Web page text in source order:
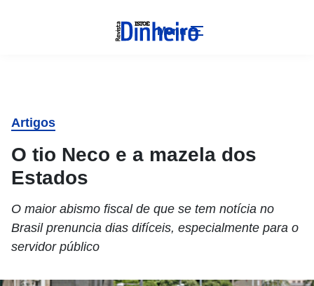
Menu
Artigos
O tio Neco e a mazela dos
Estados
O maior abismo fiscal de que se tem notícia no
Brasil prenuncia dias difíceis, especialmente para o
servidor público